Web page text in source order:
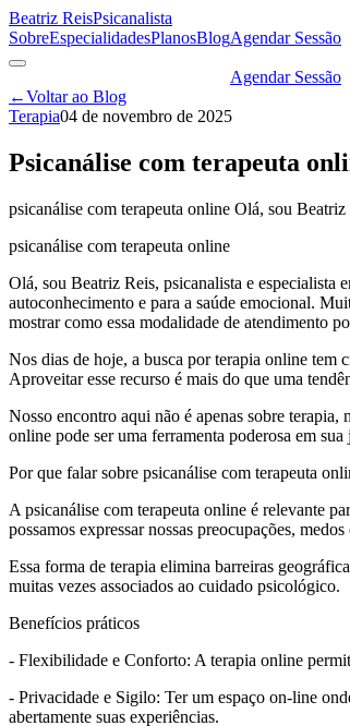
Beatriz ReisPsicanalista
SobreEspecialidadesPlanosBlogAgendar Sessão
Agendar Sessão
←Voltar ao Blog
Terapia04 de novembro de 2025
Psicanálise com terapeuta
psicanálise com terapeuta online Olá, sou
psicanálise com terapeuta online
Olá, sou Beatriz Reis, psicanalista e especialista
autoconhecimento e para a saúde emocional.
mostrar como essa modalidade de atendimento
Nos dias de hoje, a busca por terapia online tem
Aproveitar esse recurso é mais do que uma
Nosso encontro aqui não é apenas sobre
online pode ser uma ferramenta poderosa em
Por que falar sobre psicanálise com terapeuta
A psicanálise com terapeuta online é relevante
possamos expressar nossas preocupações, medos
Essa forma de terapia elimina barreiras
muitas vezes associados ao cuidado psicológico.
Benefícios práticos
- Flexibilidade e Conforto: A terapia online
- Privacidade e Sigilo: Ter um espaço on-line
abertamente suas experiências.